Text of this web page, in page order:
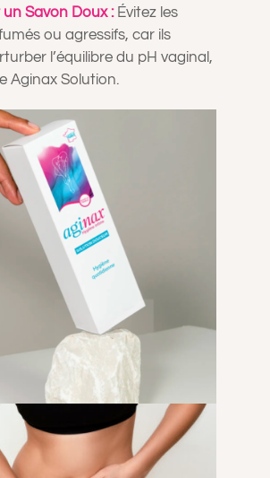
Savon Doux : Évitez les
ou agressifs, car ils
l’équilibre du pH vaginal,
Aginax Solution.